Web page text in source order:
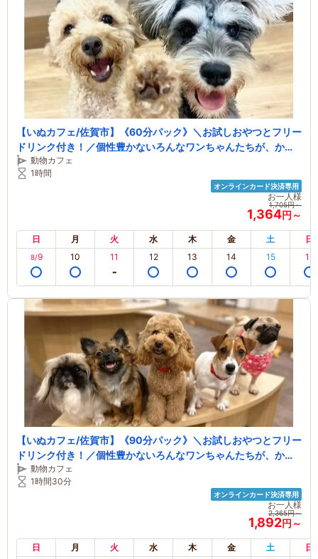
【いぬカフェ/佐賀市】《60分パック》＼お試しおやつとフリー
ドリンク付き！／個性豊かないろんなワンちゃんたちが、かわ
いいしっぽをふりふりしながら今日もあなたとの素敵な出逢い
を楽しみにお待ちしております
動物カフェ
1時間
オンラインカード決済専用
お一人様
1,705円～
1,364円～
日 月 火 水 木 金 土 日
8/9 10 11 12 13 14 15 16
【いぬカフェ/佐賀市】《90分パック》＼お試しおやつとフリー
ドリンク付き！／個性豊かないろんなワンちゃんたちが、かわ
いいしっぽをふりふりしながら今日もあなたとの素敵な出逢い
を楽しみにお待ちしております
動物カフェ
1時間30分
オンラインカード決済専用
お一人様
2,365円～
1,892円～
日 月 火 水 木 金 土 日